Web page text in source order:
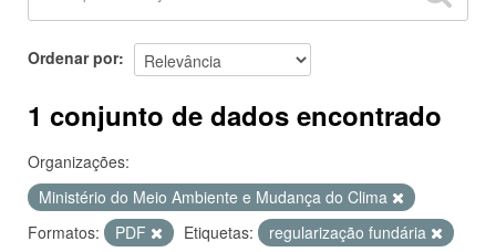
Ordenar por
1 conjunto de dados encontrado
Organizações:
Ministério do Meio Ambiente e Mudança do Clima
Formatos:
PDF Etiquetas:
regularização fundária